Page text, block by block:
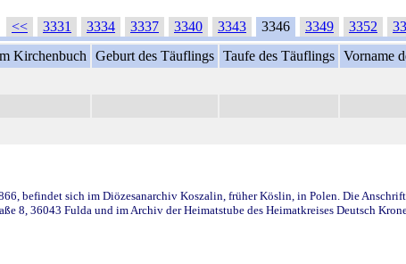
<< 3331 3334 3337 3340 3343 3346 3349 3352
Kirchenbuch Geburt des Täuflings Taufe des Täuflings Vorname
befindet sich im Diözesanarchiv Koszalin, früher Köslin, in Polen. Die
8, 36043 Fulda und im Archiv der Heimatstube des Heimatkreises Deutsch